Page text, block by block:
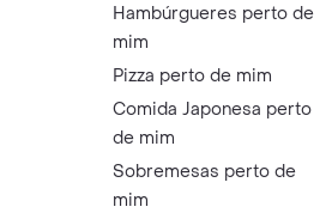
Hambúrgueres perto de
mim
Pizza perto de mim
Comida Japonesa perto
de mim
Sobremesas perto de
mim